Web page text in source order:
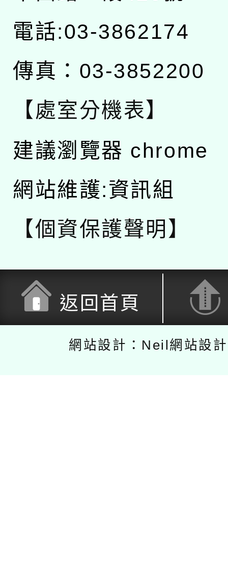
電話:03-3862174
傳真：03-3852200
【處室分機表】
建議瀏覽器 chrome
網站維護:資訊組
【個資保護聲明】
返回首頁
網站設計：Neil網站設